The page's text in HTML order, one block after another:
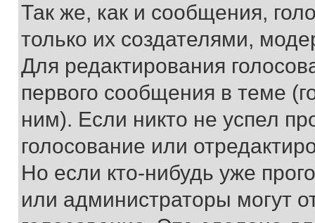
Так же, как и сообщения,
только их создателями,
Для редактирования
первого сообщения в теме
ним). Если никто не успел
голосование или
Но если кто-нибудь уже
или администраторы могут